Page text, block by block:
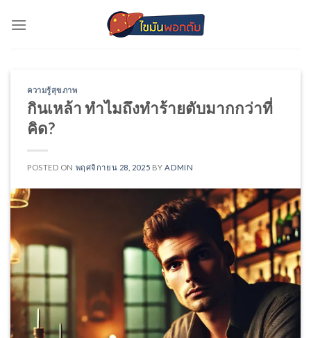
ความรู้สุขภาพ
กินเหล้า ทำไมถึงทำร้ายตับมากกว่าที่
คิด?
POSTED ON พฤศจิกายน 28, 2025 BY ADMIN